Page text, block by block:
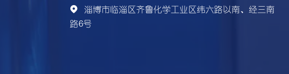

淄博市临淄区齐鲁化学工业区纬六路以南、经三南
路6号